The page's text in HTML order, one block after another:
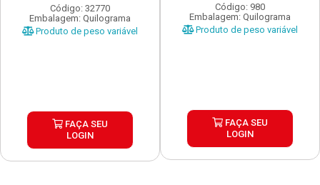
Código: 32770
Embalagem: Quilograma
Produto de peso variável
FAÇA SEU
LOGIN
Código: 980
Embalagem: Quilograma
Produto de peso variável
FAÇA SEU
LOGIN